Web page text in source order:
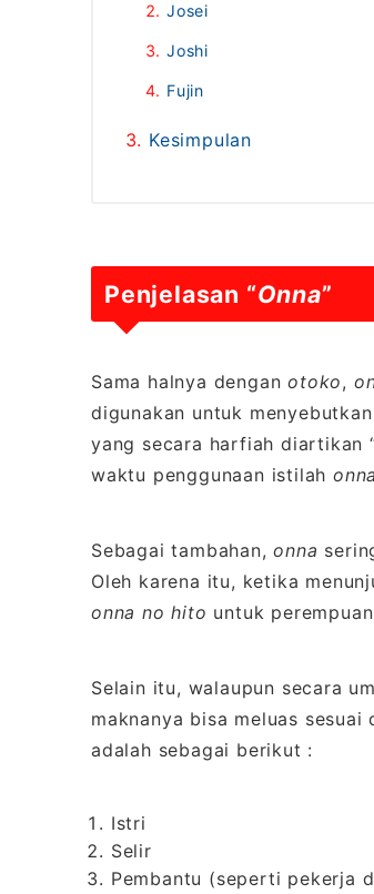
Josei
Joshi
Fujin
Kesimpulan
Penjelasan “Onna”
Sama halnya denganotoko,
digunakan untuk menyebutkan
yang secara harfiah diartikan
waktu penggunaan istilahonna
Sebagai tambahan,onna
Oleh karena itu, ketika
onna no hito untuk
Selain itu, walaupun secara
maknanya bisa meluas
adalah sebagai berikut :
Istri
Selir
Pembantu (seperti pekerja